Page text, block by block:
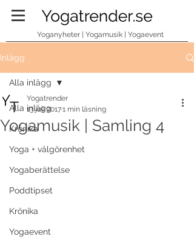
Yoganyheter | Yogamusik | Yogaevent
Inlägg
Alla inlägg
Krönika
Yoga + välgörenhet
Yogaberättelse
Poddtipset
Krönika
Yogaevent
Alla inlägg
Yogamusik | Samling 4
Yogatrender
13 juli 20171 min läsning